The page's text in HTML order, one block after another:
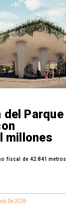
De 2026
del Parque
millones
fiscal de 42.841 metros